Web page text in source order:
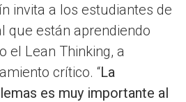
invita a los estudiantes de
que están aprendiendo
el Lean Thinking, a
crítico. “La
es muy importante al